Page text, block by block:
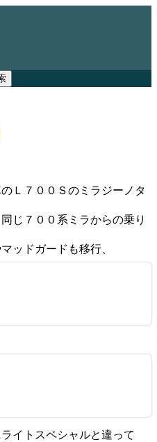
Ｌ７００Ｓのミラジーノタ
じ７００系ミラからの乗り
ッドガードも移行、
イトスペシャルと違って